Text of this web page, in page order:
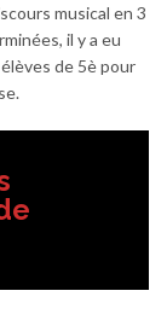
musical en 3
il y a eu
de 5è pour